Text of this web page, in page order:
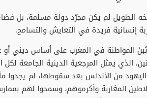
الطويل لم يكن مجرّد دولة مسلمة، بل فضاءً
إنسانية فريدة في التعايش والتسامح.
المواطنة في المغرب على أساس ديني
الذي يمثل المرجعية الدينية الجامعة
من الأندلس بعد سقوطها، لم
المغاربة وأكرموهم، وسمحوا لهم